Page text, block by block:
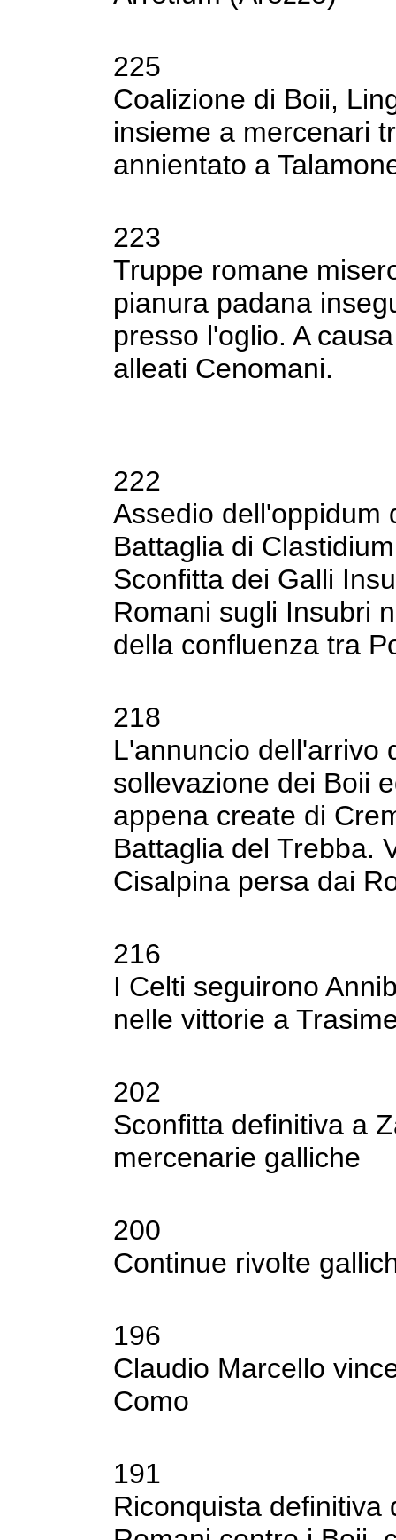
225
Coalizione di Boii,
insieme a mercenari
annientato a
223
Truppe romane
pianura padana
presso l'oglio. A
alleati Cenomani.
222
Assedio dell'oppidum
Battaglia di
Sconfitta dei Galli
Romani sugli Insubri
della confluenza tra
218
L'annuncio dell'arrivo
sollevazione dei Boii
appena create di
Battaglia del Trebba.
Cisalpina persa dai
216
I Celti seguirono
nelle vittorie a
202
Sconfitta definitiva a
mercenarie galliche
200
Continue rivolte
196
Claudio Marcello
Como
191
Riconquista definitiva